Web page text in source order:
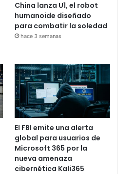
China lanza U1, el robot
humanoide diseñado
para combatir la soledad
hace 3 semanas
El FBI emite una alerta
global para usuarios de
Microsoft 365 por la
nueva amenaza
cibernética Kali365